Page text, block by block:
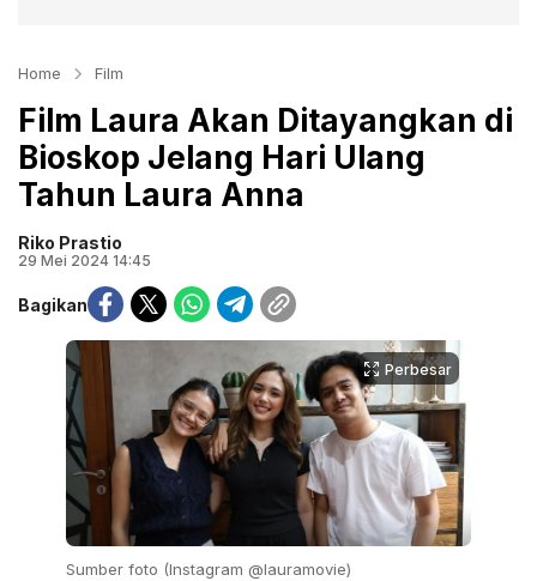
Home Film
Film Laura Akan Ditayangkan di
Bioskop Jelang Hari Ulang
Tahun Laura Anna
Riko Prastio
29 Mei 2024 14:45
Bagikan
Perbesar
Sumber foto (Instagram @lauramovie)